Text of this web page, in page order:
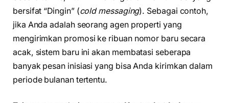
bersifat “Dingin” (cold messaging). Sebagai contoh,
jika Anda adalah seorang agen properti yang
mengirimkan promosi ke ribuan nomor baru secara
acak, sistem baru ini akan membatasi seberapa
banyak pesan inisiasi yang bisa Anda kirimkan dalam
periode bulanan tertentu.